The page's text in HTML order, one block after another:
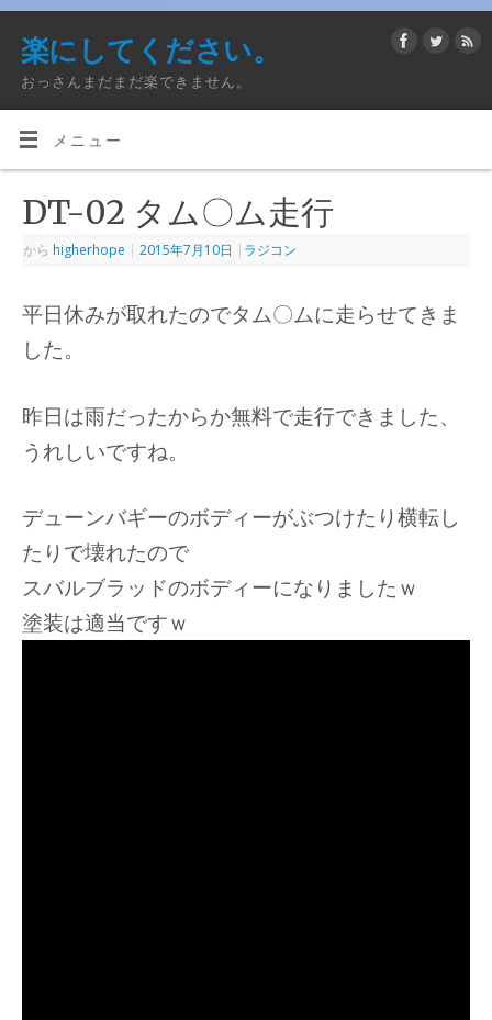
楽にしてください。
おっさんまだまだ楽できません。
メニュー
DT-02 タム〇ム走行
から higherhope | 2015年7月10日 | ラジコン
平日休みが取れたのでタム〇ムに走らせてきま
した。
昨日は雨だったからか無料で走行できました、
うれしいですね。
デューンバギーのボディーがぶつけたり横転し
たりで壊れたので
スバルブラッドのボディーになりましたｗ
塗装は適当ですｗ